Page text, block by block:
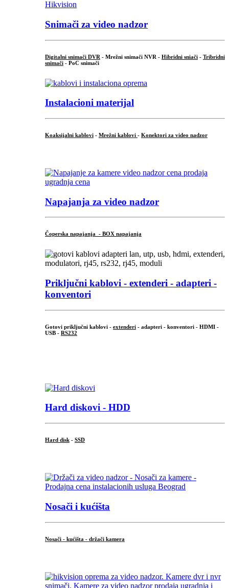
Snimači za video nadzor
Digitalni snimači DVR - Mrežni snimači NVR - Hibridni sniači - Tribridni
snimači - PoC snimači
Instalacioni materijal
Koaksijalni kablovi - Mrežni kablovi - Konektori za video nadzor
Napajanja za video nadzor
Čoperska napajanja - BOX napajanja
Priključni kablovi - extenderi - adapteri -
konventori
Gotovi priključni kablovi - extenderi - adapteri - konventori - HDMI -
USB - RS232
Hard diskovi - HDD
Hard disk - SSD
Nosači i kućišta
Nosači - kućišta - držači kamera